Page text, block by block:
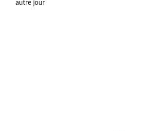
autre jour